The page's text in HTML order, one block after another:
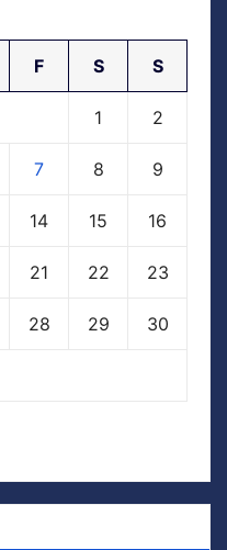
F S S
1 2
7 8 9
14 15 16
21 22 23
28 29 30